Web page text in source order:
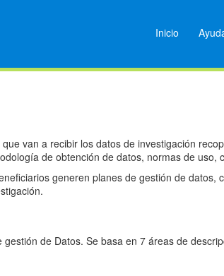
Inicio
van a recibir los datos de investigación
de obtención de datos, normas de uso,
generen planes de gestión de
de Datos. Se basa en 7 áreas de